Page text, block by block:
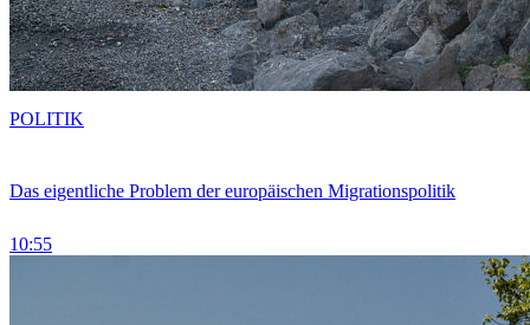
Das eigentliche Problem der europäischen Migrationspolitik
10:55
POLITIK